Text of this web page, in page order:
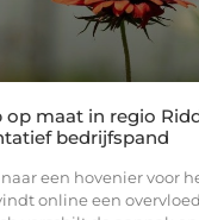
maat in regio
bedrijfspand
een hovenier voor
online een